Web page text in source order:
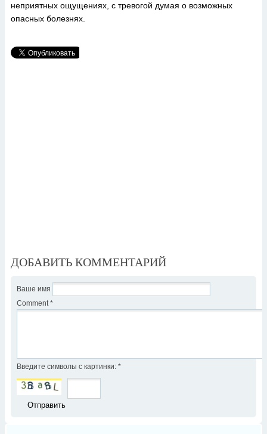
неприятных ощущениях, с тревогой думая о возможных
опасных болезнях.
ДОБАВИТЬ КОММЕНТАРИЙ
Ваше имя
Comment *
Введите символы с картинки: *